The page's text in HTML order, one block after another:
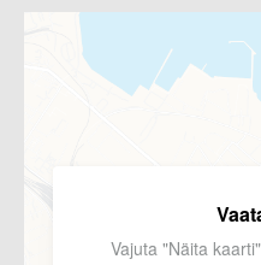
Vajuta "Näita